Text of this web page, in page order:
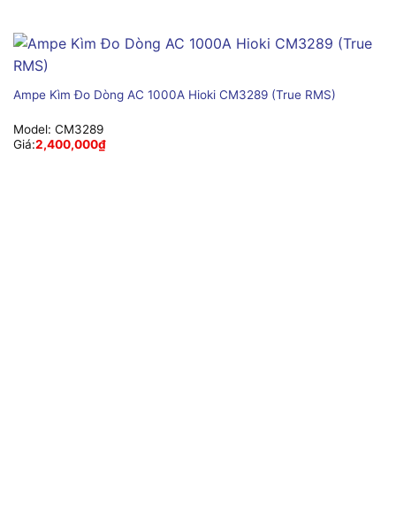
Ampe Kìm Đo Dòng AC 1000A Hioki CM3289 (True RMS)
Model: CM3289
Giá:2,400,000₫